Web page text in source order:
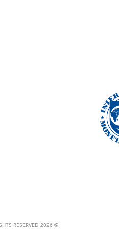
© 2026 INTERNATIONAL MONETARY FUND. ALL RIGHTS RESERVED.